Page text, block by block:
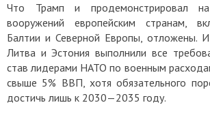
Что Трамп и продемонстрировал
вооружений европейским странам,
Балтии и Северной Европы, отложены.
Литва и Эстония выполнили все
став лидерами НАТО по военным
свыше 5% ВВП, хотя обязательного
достичь лишь к 2030—2035 году.